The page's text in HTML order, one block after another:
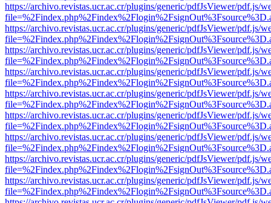
https://archivo.revistas.ucr.ac.cr/plugins/generic/pdfJsViewer/pdf.js/
https://archivo.revistas.ucr.ac.cr/plugins/generic/pdfJsViewer/pdf.js/
https://archivo.revistas.ucr.ac.cr/plugins/generic/pdfJsViewer/pdf.js/
https://archivo.revistas.ucr.ac.cr/plugins/generic/pdfJsViewer/pdf.js/
https://archivo.revistas.ucr.ac.cr/plugins/generic/pdfJsViewer/pdf.js/
https://archivo.revistas.ucr.ac.cr/plugins/generic/pdfJsViewer/pdf.js/
https://archivo.revistas.ucr.ac.cr/plugins/generic/pdfJsViewer/pdf.js/
https://archivo.revistas.ucr.ac.cr/plugins/generic/pdfJsViewer/pdf.js/
https://archivo.revistas.ucr.ac.cr/plugins/generic/pdfJsViewer/pdf.js/